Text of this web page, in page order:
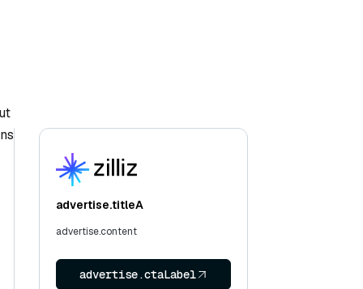
advertise.titleA
advertise.content
advertise.ctaLabel